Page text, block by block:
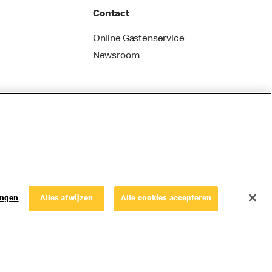
Contact
Online Gastenservice
Newsroom
Alles afwijzen Alle cookies accepteren